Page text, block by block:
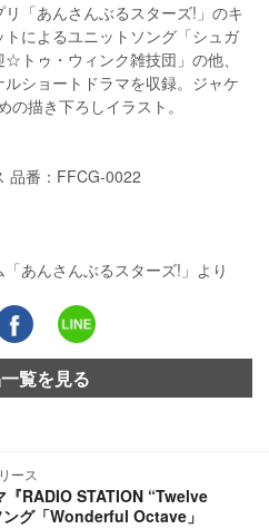
「あんさんぶるスターズ!」のキ
によるユニットソング「シュガ
トゥ・ウィンク雑技団」の他、
ショートドラマを収録。ジャケ
の描き下ろしイラスト。
品番：FFCG-0022
あんさんぶるスターズ!」より
覧を見る
ース
『RADIO STATION “Twelve
グ「Wonderful Octave」